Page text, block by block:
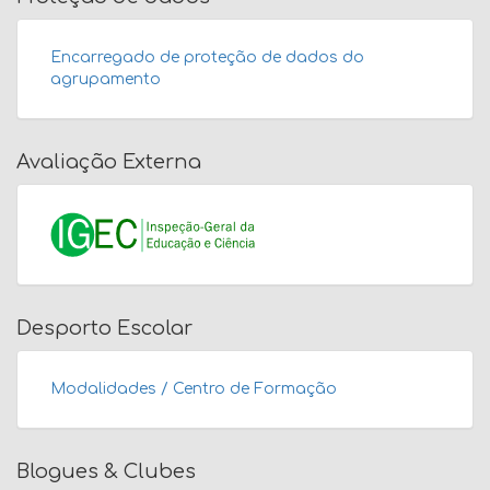
Encarregado de proteção de dados do
agrupamento
Avaliação Externa
Desporto Escolar
Modalidades / Centro de Formação
Blogues & Clubes